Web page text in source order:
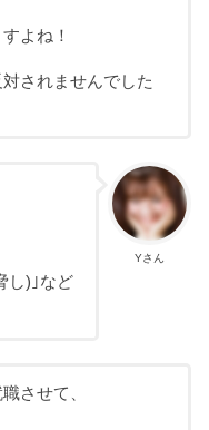
よね！
されませんでした
Yさん
し)｣など
させて、